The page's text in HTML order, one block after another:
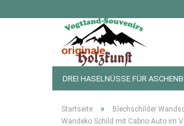
DREI HASELNÜSSE FÜR
Startseite » Blechschilder
Wandeko Schild mit Cabrio Auto im